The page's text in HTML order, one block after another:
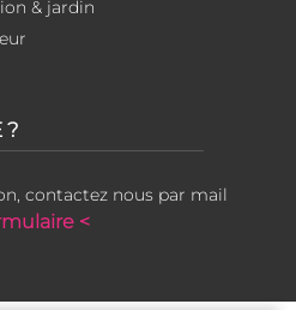
& jardin
?
contactez nous par mail
<